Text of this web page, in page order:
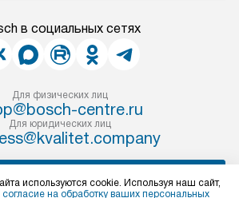
в социальных сетях
Для физических лиц
centre.ru
Для юридических лиц
используются cookie. Используя наш сайт,
согласие на обработку ваших персональных